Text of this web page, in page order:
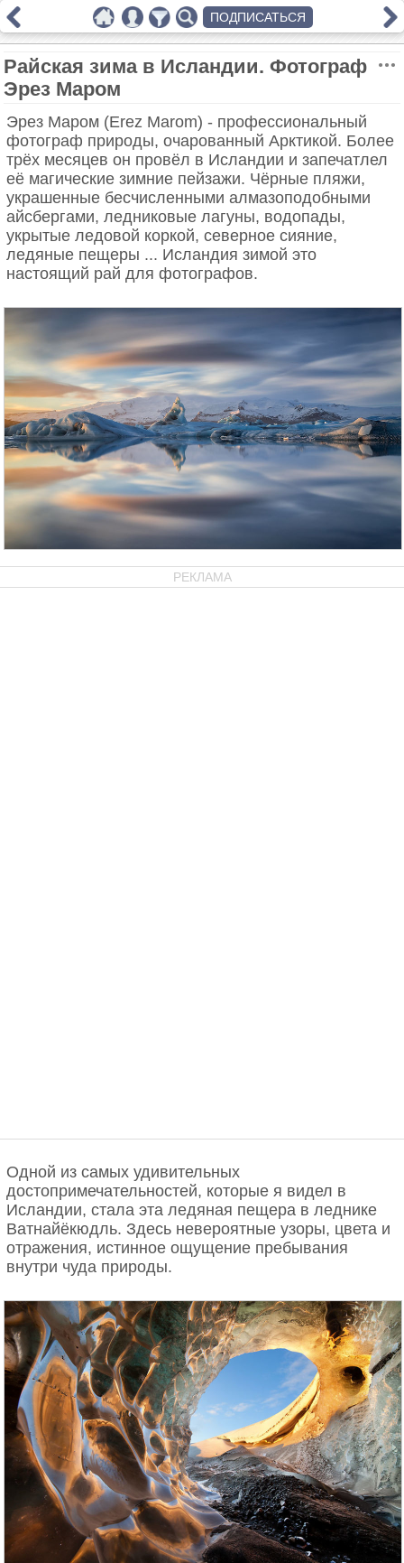
Райская зима в Исландии. Фотограф
Эрез Маром
Эрез Маром (Erez Marom) - профессиональный
фотограф природы, очарованный Арктикой. Более
трёх месяцев он провёл в Исландии и запечатлел
её магические зимние пейзажи. Чёрные пляжи,
украшенные бесчисленными алмазоподобными
айсбергами, ледниковые лагуны, водопады,
укрытые ледовой коркой, северное сияние,
ледяные пещеры ... Исландия зимой это
настоящий рай для фотографов.
РЕКЛАМА
Одной из самых удивительных
достопримечательностей, которые я видел в
Исландии, стала эта ледяная пещера в леднике
Ватнайёкюдль. Здесь невероятные узоры, цвета и
отражения, истинное ощущение пребывания
внутри чуда природы.
ПОДПИСАТЬСЯ